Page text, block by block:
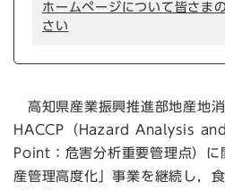
ホームページについて皆さま
さい
高知県産業振興推進部地産地
HACCP（Hazard Analysis
Point：危害分析重要管理点）に
産管理高度化」事業を継続し，